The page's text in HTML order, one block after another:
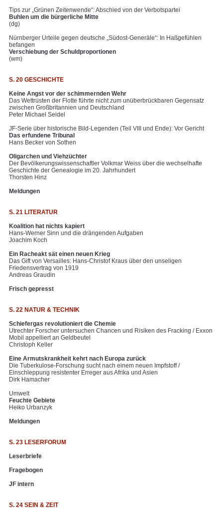
Tips zur „Grünen Zeitenwende“: Abschied von der Verbotspartei
Buhlen um die bürgerliche Mitte
(dg)
Nürnberger Urteile gegen deutsche „Südost-Generäle“: In Haßgefühlen
befangen
Verschiebung der Schuldproportionen
(wm)
S. 20 GESCHICHTE
Keine Angst vor der schimmernden Wehr
Das Wettrüsten der Flotte führte nicht zum unüberbrückbaren Gegensatz
zwischen Großbritannien und Deutschland
Peter Michael Seidel
JF-Serie über historische Bild-Legenden (Teil VIII und Ende): Vor Gericht
Das erfundene Tribunal
Hans Becker von Sothen
Oligarchen und Viehzüchter
Der Bevölkerungswissenschaftler Volkmar Weiss über die wechselhafte
Geschichte der Genealogie im 20. Jahrhundert
Thorsten Hinz
Meldungen
S. 21 LITERATUR
Koalition hat nichts kapiert
Hans-Werner Sinn und die drängenden Aufgaben
Joachim Koch
Ein Racheakt sät einen neuen Krieg
Das Gift von Versailles: Hans-Christof Kraus über den unseligen
Friedensvertrag von 1919
Andreas Graudin
Frisch gepresst
S. 22 NATUR & TECHNIK
Schiefergas revolutioniert die Chemie
Utrechter Forscher untersuchen Chancen und Risiken des Fracking / Exxon
Mobil appelliert an Geldbeutel
Christoph Keller
Eine Armutskrankheit kehrt nach Europa zurück
Die Tuberkulose-Forschung sucht nach einem neuen Impfstoff /
Einschleppung resistenter Erreger aus Afrika und Asien
Dirk Hamacher
Umwelt
Feuchte Gebiete
Heiko Urbanzyk
Meldungen
S. 23 LESERFORUM
Leserbriefe
Fragebogen
JF intern
S. 24 SEIN & ZEIT